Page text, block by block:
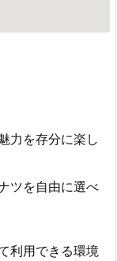
力を存分に楽し
ツを自由に選べ
利用できる環境